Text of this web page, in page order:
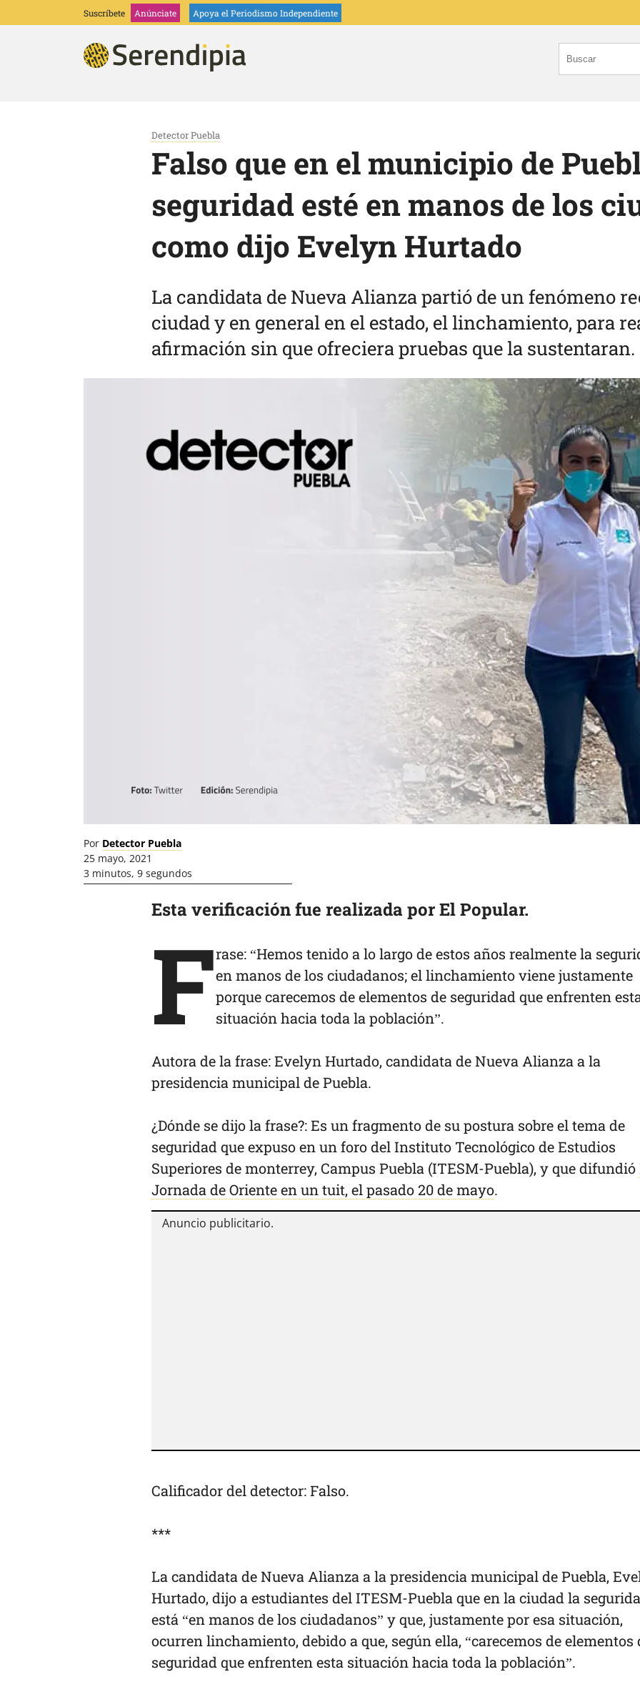
Suscríbete Anúnciate Apoya el Periodismo Independiente
Detector Puebla
Falso que en el municipio de
seguridad esté en manos de los
como dijo Evelyn Hurtado
La candidata de Nueva Alianza partió de un fenómeno
ciudad y en general en el estado, el linchamiento, para
afirmación sin que ofreciera pruebas que la sustentaran.
Por Detector Puebla
25 mayo, 2021
3 minutos, 9 segundos
Esta verificación fue realizada por El Popular.
Frase: “Hemos tenido a lo largo de estos años realmente la
en manos de los ciudadanos; el linchamiento viene justamente
porque carecemos de elementos de seguridad que enfrenten
situación hacia toda la población”.
Autora de la frase: Evelyn Hurtado, candidata de Nueva Alianza a la
presidencia municipal de Puebla.
¿Dónde se dijo la frase?: Es un fragmento de su postura sobre el tema de
seguridad que expuso en un foro del Instituto Tecnológico de Estudios
Superiores de monterrey, Campus Puebla (ITESM-Puebla), y que difundió
Jornada de Oriente en un tuit, el pasado 20 de mayo.
Calificador del detector: Falso.
***
La candidata de Nueva Alianza a la presidencia municipal de Puebla,
Hurtado, dijo a estudiantes del ITESM-Puebla que en la ciudad la
está “en manos de los ciudadanos” y que, justamente por esa situación,
ocurren linchamiento, debido a que, según ella, “carecemos de elementos
seguridad que enfrenten esta situación hacia toda la población”.